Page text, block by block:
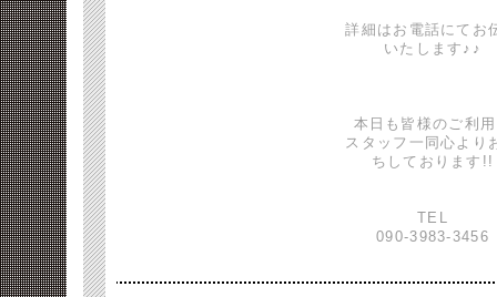
詳細はお電話にてお
いたします♪♪
本日も皆様のご利
スタッフ一同心より
ちしております!!
TEL
090-3983-3456